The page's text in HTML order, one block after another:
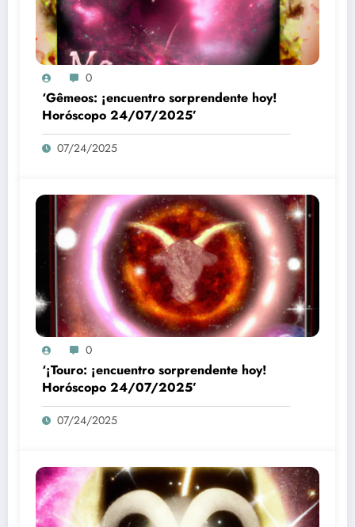
0
‘Gêmeos: ¡encuentro sorprendente hoy!
Horóscopo 24/07/2025’
07/24/2025
0
‘¡Touro: ¡encuentro sorprendente hoy!
Horóscopo 24/07/2025’
07/24/2025